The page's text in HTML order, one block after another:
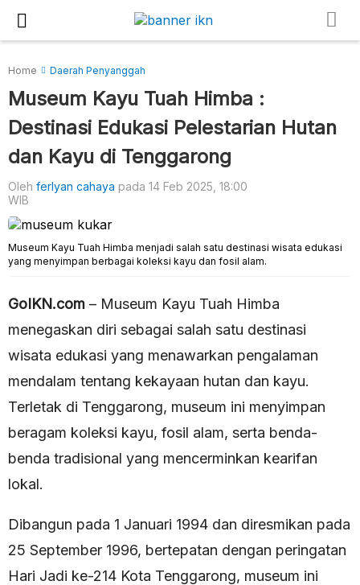
Home Daerah Penyanggah
Museum Kayu Tuah Himba :
Destinasi Edukasi Pelestarian Hutan
dan Kayu di Tenggarong
Oleh ferlyan cahaya pada 14 Feb 2025, 18:00
WIB
Museum Kayu Tuah Himba menjadi salah satu destinasi wisata edukasi
yang menyimpan berbagai koleksi kayu dan fosil alam.
GoIKN.com – Museum Kayu Tuah Himba
menegaskan diri sebagai salah satu destinasi
wisata edukasi yang menawarkan pengalaman
mendalam tentang kekayaan hutan dan kayu.
Terletak di Tenggarong, museum ini menyimpan
beragam koleksi kayu, fosil alam, serta benda-
benda tradisional yang mencerminkan kearifan
lokal.
Dibangun pada 1 Januari 1994 dan diresmikan pada
25 September 1996, bertepatan dengan peringatan
Hari Jadi ke-214 Kota Tenggarong, museum ini